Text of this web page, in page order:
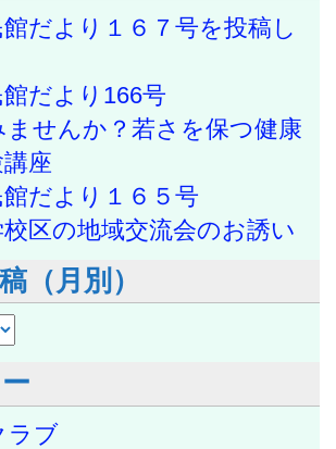
だより１６７号を投稿し
だより166号
せんか？若さを保つ健康
座
だより１６５号
区の地域交流会のお誘い
（月別）
別）
ラブ